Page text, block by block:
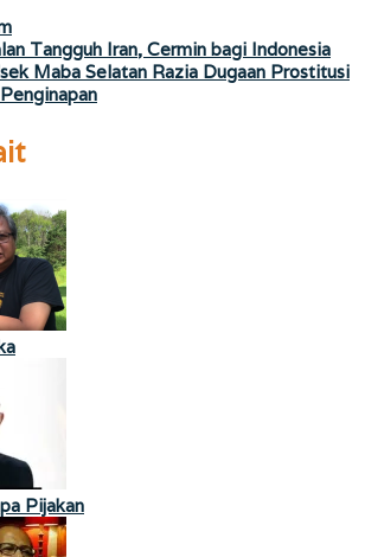
Tangguh Iran, Cermin bagi Indonesia
Maba Selatan Razia Dugaan Prostitusi
Pijakan